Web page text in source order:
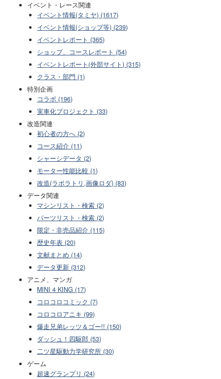
イベント・レース関連
イベント情報(タミヤ) (1617)
イベント情報(ショップ等) (239)
イベントレポート (365)
ショップ、コースレポート (54)
イベントレポート(外部サイト) (315)
クラス・部門 (1)
特別企画
コラボ (196)
実車化プロジェクト (33)
改造関連
初心者の方へ (2)
コース紹介 (11)
シャーシデータ (2)
モーター性能比較 (1)
改造(ラボラトリ,画像ロダ) (83)
データ関連
マシンリスト・検索 (2)
パーツリスト・検索 (2)
限定・非売品紹介 (115)
歴史年表 (20)
文献まとめ (14)
データ更新 (312)
アニメ、マンガ
MINI 4 KING (17)
コロコロコミック (7)
コロコロアニキ (99)
爆走兄弟レッツ＆ゴー!! (150)
ダッシュ！四駆郎 (53)
二ツ星駆動力学研究所 (30)
ゲーム
超速グランプリ (24)